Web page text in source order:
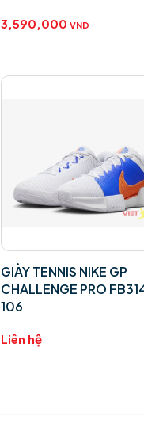
3,590,000 VND
GIÀY TENNIS NIKE GP
CHALLENGE PRO
106
Liên hệ